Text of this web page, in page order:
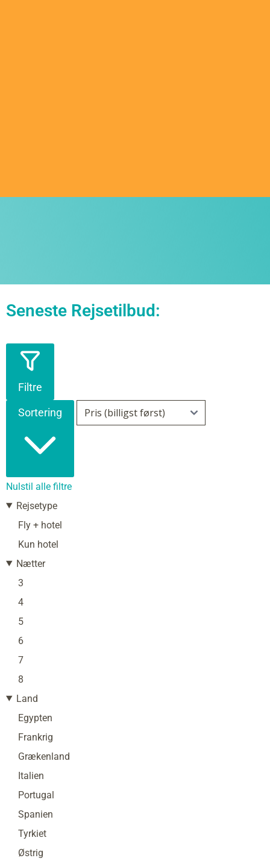
Seneste Rejsetilbud:
Filtre
Sortering
Nulstil alle filtre
Rejsetype
Fly + hotel
Kun hotel
Nætter
3
4
5
6
7
8
Land
Egypten
Frankrig
Grækenland
Italien
Portugal
Spanien
Tyrkiet
Østrig